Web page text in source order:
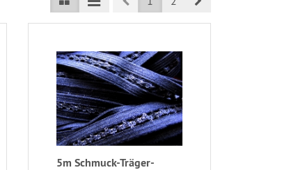
5m Schmuck-Träger-